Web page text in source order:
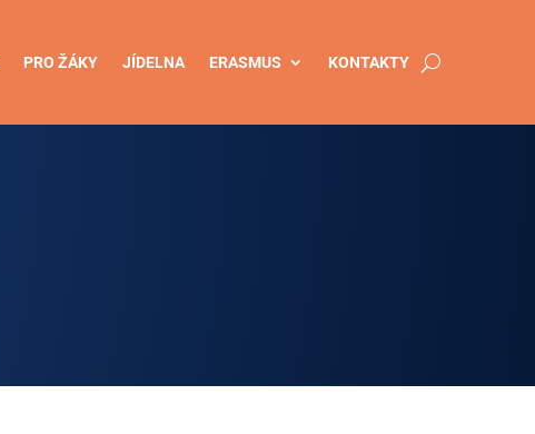
PRO ŽÁKY JÍDELNA ERASMUS KONTAKTY